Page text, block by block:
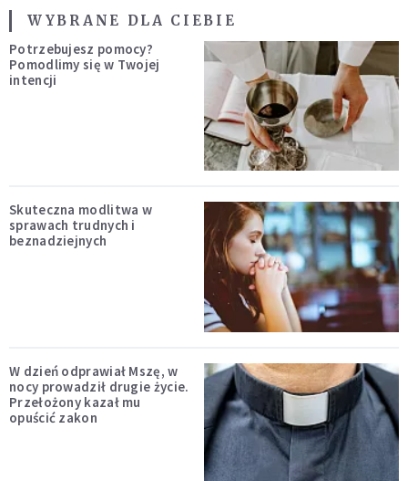
WYBRANE DLA CIEBIE
Potrzebujesz pomocy?
Pomodlimy się w Twojej
intencji
Skuteczna modlitwa w
sprawach trudnych i
beznadziejnych
W dzień odprawiał Mszę, w
nocy prowadził drugie życie.
Przełożony kazał mu
opuścić zakon